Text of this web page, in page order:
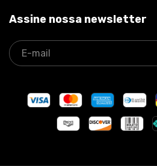
Assine nossa newsletter